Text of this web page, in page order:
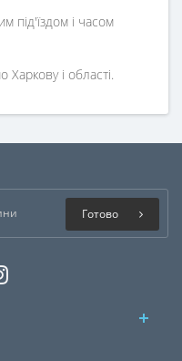
під'їздом і часом
і області.
Готово